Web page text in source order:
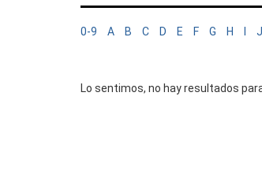
0-9 A B C D E F G H J
Lo sentimos, no hay resultados